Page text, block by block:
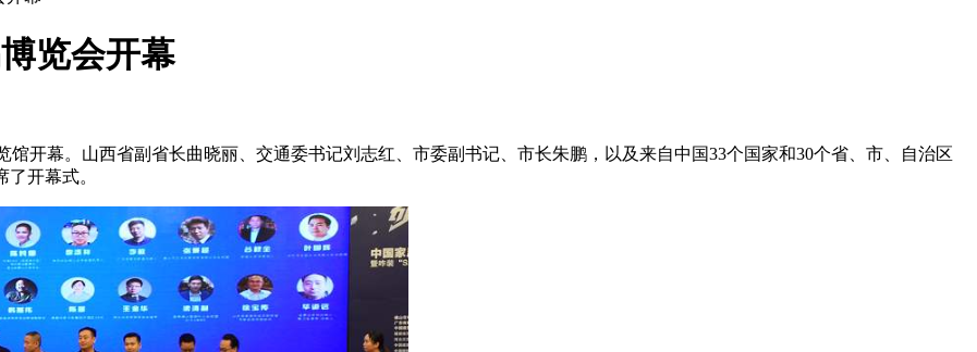
览会开幕
开幕。山西省副省长曲晓丽、交通委书记刘志红、市委副书记、市长朱鹏，以及来自中国33个国家和30个省、市、自治区
开幕式。